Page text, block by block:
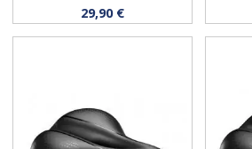
Acheter
29,90 €